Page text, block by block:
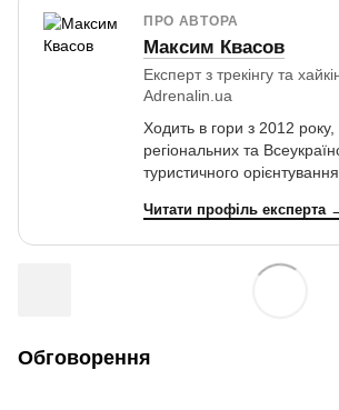
ПРО АВТОРА
Максим Квасов
Експерт з трекінгу та
Adrenalin.ua
Ходить в гори з 2012
регіональних та
туристичного орієнтування.
Читати профіль експерта
Обговорення